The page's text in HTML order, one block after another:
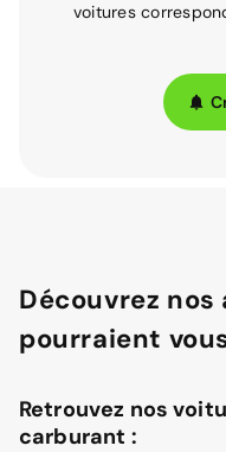
voitures
Découvrez
pourraient
Retrouvez nos
carburant :